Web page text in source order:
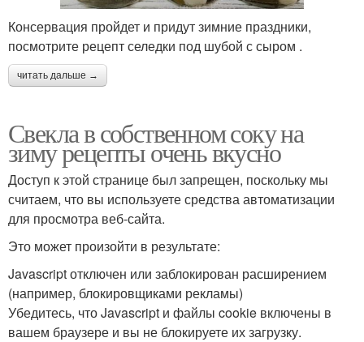
Консервация пройдет и придут зимние праздники,
посмотрите рецепт селедки под шубой с сыром .
читать дальше →
Свекла в собственном соку на
зиму рецепты очень вкусно
Доступ к этой странице был запрещен, поскольку мы
считаем, что вы используете средства автоматизации
для просмотра веб-сайта.
Это может произойти в результате:
Javascript отключен или заблокирован расширением
(например, блокировщиками рекламы)
Убедитесь, что Javascript и файлы cookie включены в
вашем браузере и вы не блокируете их загрузку.